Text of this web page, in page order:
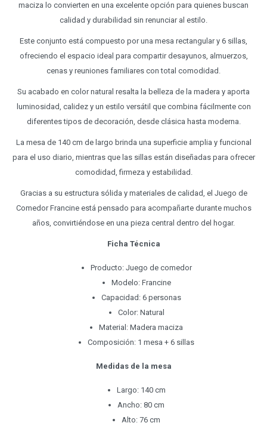
maciza lo convierten en una excelente opción para quienes buscan
calidad y durabilidad sin renunciar al estilo.
Este conjunto está compuesto por una mesa rectangular y 6 sillas,
ofreciendo el espacio ideal para compartir desayunos, almuerzos,
cenas y reuniones familiares con total comodidad.
Su acabado en color natural resalta la belleza de la madera y aporta
luminosidad, calidez y un estilo versátil que combina fácilmente con
diferentes tipos de decoración, desde clásica hasta moderna.
La mesa de 140 cm de largo brinda una superficie amplia y funcional
para el uso diario, mientras que las sillas están diseñadas para ofrecer
comodidad, firmeza y estabilidad.
Gracias a su estructura sólida y materiales de calidad, el Juego de
Comedor Francine está pensado para acompañarte durante muchos
años, convirtiéndose en una pieza central dentro del hogar.
Ficha Técnica
Producto: Juego de comedor
Modelo: Francine
Capacidad: 6 personas
Color: Natural
Material: Madera maciza
Composición: 1 mesa + 6 sillas
Medidas de la mesa
Largo: 140 cm
Ancho: 80 cm
Alto: 76 cm